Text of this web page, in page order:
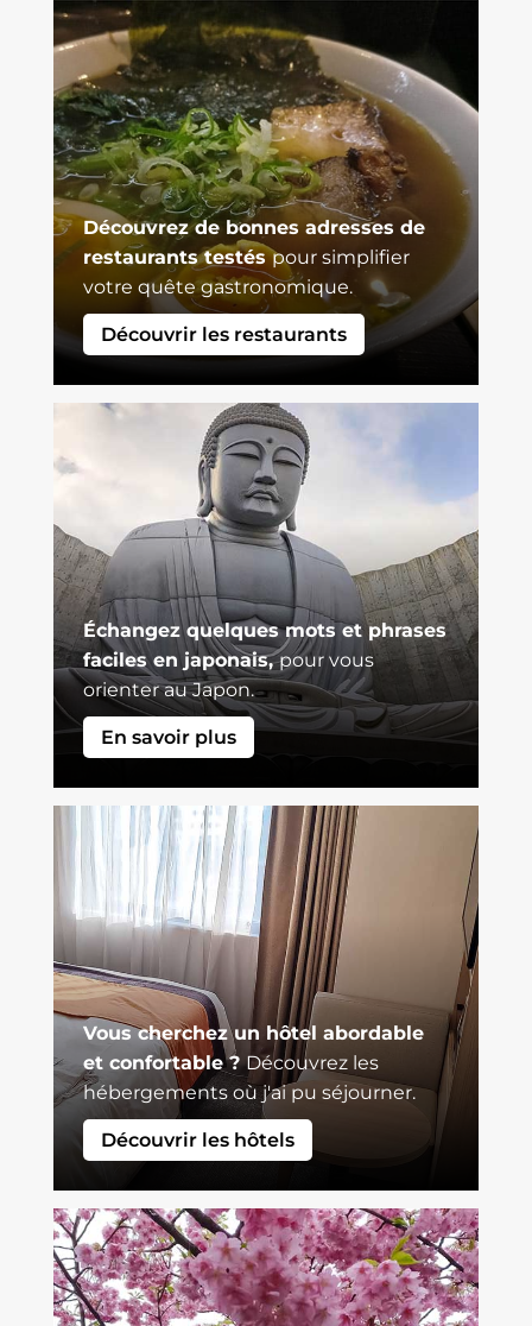
Découvrez de bonnes adresses de
restaurants testéspour simplifier
votre quête gastronomique.
Découvrir les restaurants
Échangez quelques mots et phrases
faciles en japonais,pour vous
orienter au Japon.
En savoir plus
Vous cherchez un hôtel abordable
et confortable ?Découvrez les
hébergements où j'ai pu séjourner.
Découvrir les hôtels